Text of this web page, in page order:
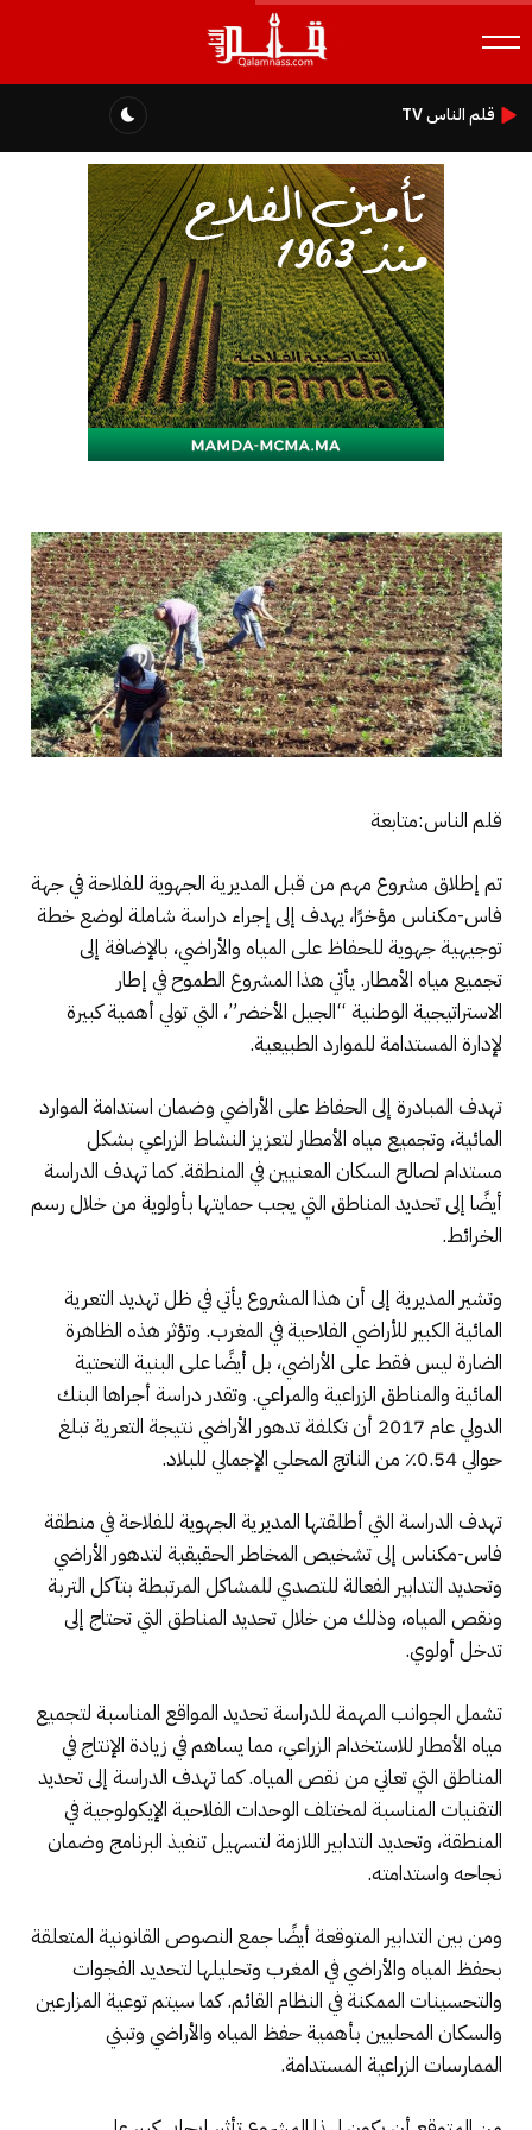
قلم الناس TV
قلم الناس:متابعة
تم إطلاق مشروع مهم من قبل المديرية الجهوية للفلاحة في جهة
فاس-مكناس مؤخرًا، يهدف إلى إجراء دراسة شاملة لوضع خطة
توجيهية جهوية للحفاظ على المياه والأراضي، بالإضافة إلى
تجميع مياه الأمطار. يأتي هذا المشروع الطموح في إطار
الاستراتيجية الوطنية “الجيل الأخضر”، التي تولي أهمية كبيرة
لإدارة المستدامة للموارد الطبيعية.
تهدف المبادرة إلى الحفاظ على الأراضي وضمان استدامة الموارد
المائية، وتجميع مياه الأمطار لتعزيز النشاط الزراعي بشكل
مستدام لصالح السكان المعنيين في المنطقة. كما تهدف الدراسة
أيضًا إلى تحديد المناطق التي يجب حمايتها بأولوية من خلال رسم
الخرائط.
وتشير المديرية إلى أن هذا المشروع يأتي في ظل تهديد التعرية
المائية الكبير للأراضي الفلاحية في المغرب. وتؤثر هذه الظاهرة
الضارة ليس فقط على الأراضي، بل أيضًا على البنية التحتية
المائية والمناطق الزراعية والمراعي. وتقدر دراسة أجراها البنك
الدولي عام 2017 أن تكلفة تدهور الأراضي نتيجة التعرية تبلغ
حوالي 0.54٪ من الناتج المحلي الإجمالي للبلاد.
تهدف الدراسة التي أطلقتها المديرية الجهوية للفلاحة في منطقة
فاس-مكناس إلى تشخيص المخاطر الحقيقية لتدهور الأراضي
وتحديد التدابير الفعالة للتصدي للمشاكل المرتبطة بتآكل التربة
ونقص المياه، وذلك من خلال تحديد المناطق التي تحتاج إلى
تدخل أولوي.
تشمل الجوانب المهمة للدراسة تحديد المواقع المناسبة لتجميع
مياه الأمطار للاستخدام الزراعي، مما يساهم في زيادة الإنتاج في
المناطق التي تعاني من نقص المياه. كما تهدف الدراسة إلى تحديد
التقنيات المناسبة لمختلف الوحدات الفلاحية الإيكولوجية في
المنطقة، وتحديد التدابير اللازمة لتسهيل تنفيذ البرنامج وضمان
نجاحه واستدامته.
ومن بين التدابير المتوقعة أيضًا جمع النصوص القانونية المتعلقة
بحفظ المياه والأراضي في المغرب وتحليلها لتحديد الفجوات
والتحسينات الممكنة في النظام القائم. كما سيتم توعية المزارعين
والسكان المحليين بأهمية حفظ المياه والأراضي وتبني
الممارسات الزراعية المستدامة.